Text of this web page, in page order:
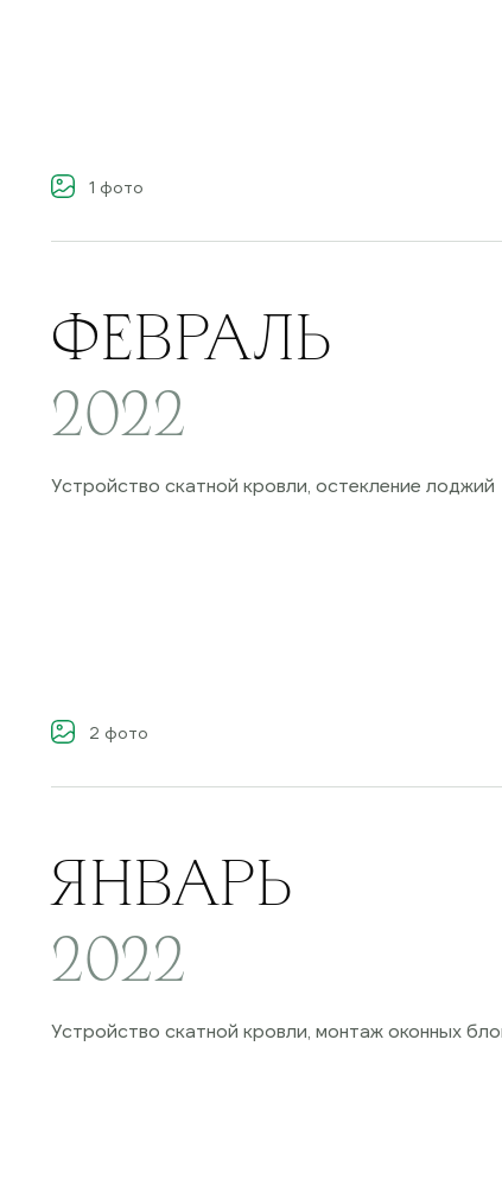
1 фото
ФЕВРАЛЬ
2022
Устройство скатной кровли, остекление лоджий
2 фото
ЯНВАРЬ
2022
Устройство скатной кровли, монтаж оконных